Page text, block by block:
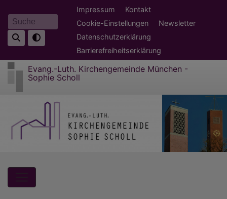
zum
Inhalt
Suche
Fußbereichsmenü
Impressum
Kontakt
Cookie-Einstellungen
Newsletter
Datenschutzerklärung
Barrierefreiheitserklärung
Evang.-Luth. Kirchengemeinde München -
Sophie Scholl